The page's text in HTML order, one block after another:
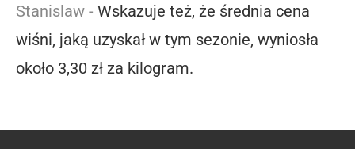
Stanislaw - Wskazuje też, że średnia cena
wiśni, jaką uzyskał w tym sezonie, wyniosła
około 3,30 zł za kilogram.